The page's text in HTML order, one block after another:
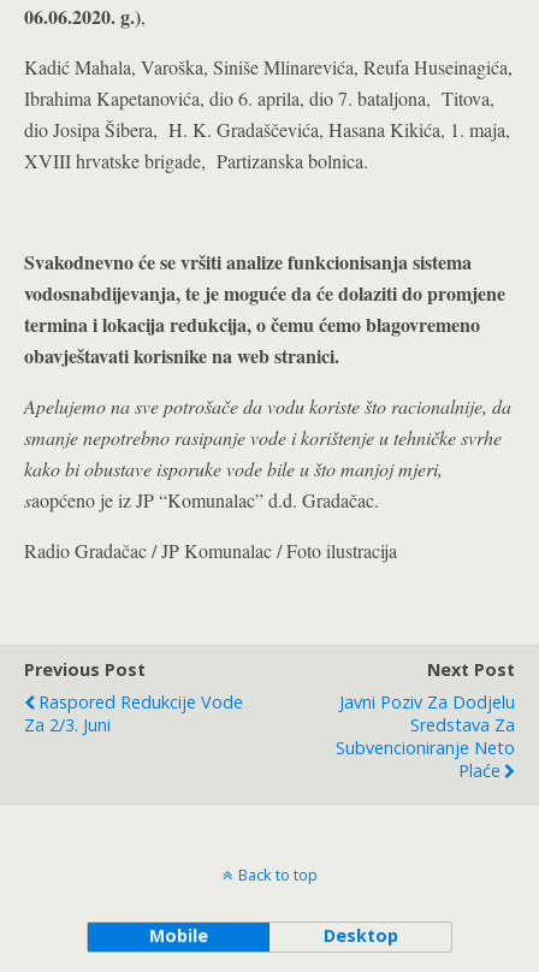
06.06.2020. g.),
Kadić Mahala, Varoška, Siniše Mlinarevića, Reufa Huseinagića,
Ibrahima Kapetanovića, dio 6. aprila, dio 7. bataljona, Titova,
dio Josipa Šibera, H. K. Gradaščevića, Hasana Kikića, 1. maja,
XVIII hrvatske brigade, Partizanska bolnica.
Svakodnevno će se vršiti analize funkcionisanja sistema
vodosnabdijevanja, te je moguće da će dolaziti do promjene
termina i lokacija redukcija, o čemu ćemo blagovremeno
obavještavati korisnike na web stranici.
Apelujemo na sve potrošače da vodu koriste što racionalnije, da
smanje nepotrebno rasipanje vode i korištenje u tehničke svrhe
kako bi obustave isporuke vode bile u što manjoj mjeri,
saopćeno je iz JP “Komunalac” d.d. Gradačac.
Radio Gradačac / JP Komunalac / Foto ilustracija
Previous Post
Raspored Redukcije Vode
Za 2/3. Juni
Next Post
Javni Poziv Za Dodjelu
Sredstava Za
Subvencioniranje Neto
Plaće
Back to top
Mobile Desktop